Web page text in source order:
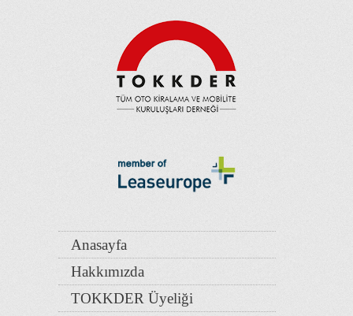
Anasayfa
Hakkımızda
TOKKDER Üyeliği